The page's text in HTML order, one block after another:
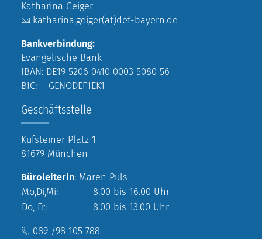
Katharina Geiger
katharina.geiger(at)def-bayern.de
Bankverbindung:
Evangelische Bank
IBAN: DE19 5206 0410 0003 5080 56
BIC: GENODEF1EK1
Geschäftsstelle
Kufsteiner Platz 1
81679 München
Büroleiterin: Maren Puls
Mo,Di,Mi:
8.00 bis 16.00 Uhr
Do, Fr:
8.00 bis 13.00 Uhr
089 /98 105 788